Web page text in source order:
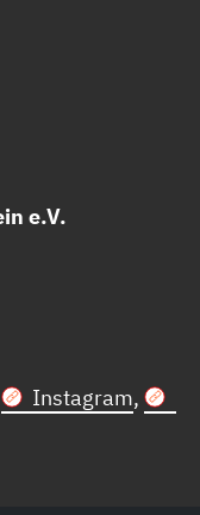
e.V.
Instagram,